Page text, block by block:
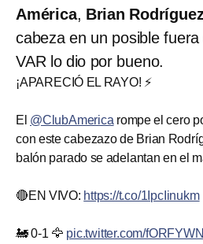
América, Brian
cabeza en un posible fuera
VAR lo dio por bueno.
¡APARECIÓ EL RAYO! ⚡
El @ClubAmerica rompe el cero
con este cabezazo de Brian
balón parado se adelantan en el
🔴EN VIVO: https://t.co/1IpcIinukm
🚂 0-1 🦅 pic.twitter.com/